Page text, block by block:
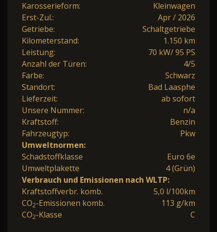
Karosserieform:
Kleinwagen
Erst-Zul.:
Apr / 2026
Getriebe:
Schaltgetriebe
Kilometerstand:
1.150 km
Leistung:
70 kW/ 95 PS
Anzahl der Türen:
4/5
Farbe:
Schwarz
Standort:
Bad Laasphe
Lieferzeit:
ab sofort
Unsere Nummer:
n/a
Kraftstoff:
Benzin
Fahrzeugtyp:
Pkw
Umweltnormen:
Schadstoffklasse
Euro 6e
Umweltplakette
4 (Grün)
Verbrauch und Emissionen nach WLTP:
Kraftstoffverbr. komb.
5,0 l/100km
CO2-Emissionen komb.
113 g/km
CO2-Klasse C